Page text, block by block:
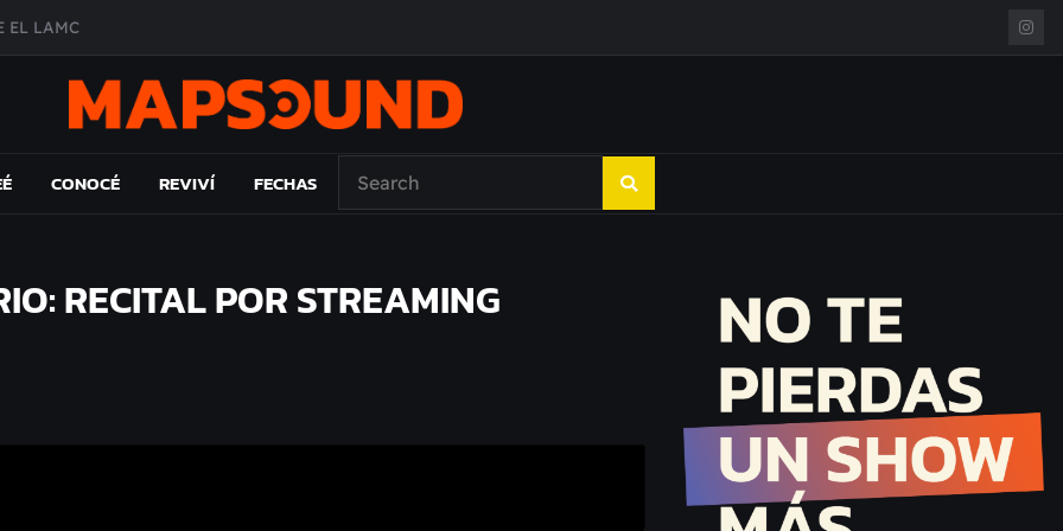
EL LAMC
DE ÉPOCA EN FORMA DE DISCO
CONOCÉ REVIVÍ FECHAS
RECITAL POR STREAMING